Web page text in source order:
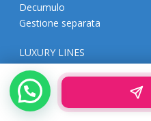
Decumulo
Gestione separata
LUXURY LINES
Proprietà e beni preziosi
Opere d’arte
Donazioni